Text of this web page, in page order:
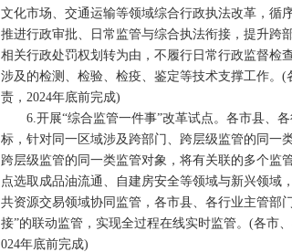
文化市场、交通运输等领域综合行政执法改革，循
推进行政审批、日常监管与综合执法衔接，提升跨
相关行政处罚权划转为由，不履行日常行政监督检
涉及的检测、检验、检疫、鉴定等技术支撑工作。
责，2024年底前完成)
6.开展“综合监管一件事”改革试点。各市县、各
标，针对同一区域涉及跨部门、跨层级监管的同一
跨层级监管的同一类监管对象，将有关联的多个监
点选取成品油流通、自建房安全等领域与新兴领域
共资源交易领域协同监管，各市县、各行业主管部
接”的联动监管，实现全过程在线实时监管。(各市
024年底前完成)